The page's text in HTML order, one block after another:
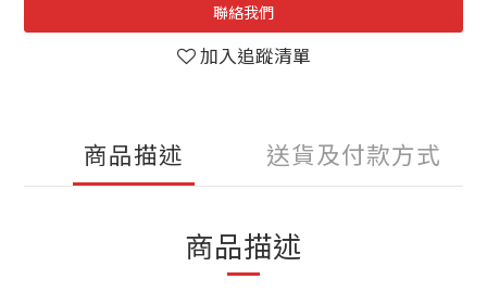
聯絡我們
加入追蹤清單
商品描述 送貨及付款方式
商品描述